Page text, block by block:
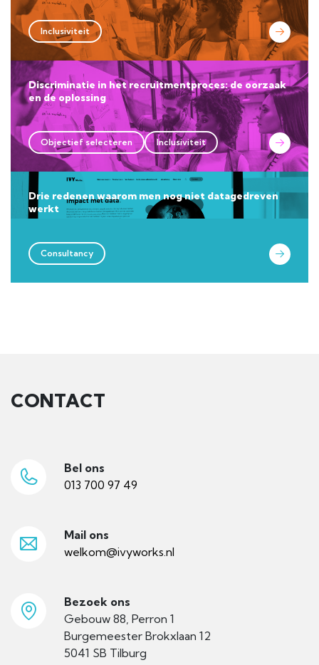
Inclusiviteit
Discriminatie in het recruitmentproces: de oorzaak
en de oplossing
Objectief selecteren Inclusiviteit
Drie redenen waarom men nog niet datagedreven
werkt
Consultancy
CONTACT
Bel ons
013 700 97 49
Mail ons
welkom@ivyworks.nl
Bezoek ons
Gebouw 88, Perron 1
Burgemeester Brokxlaan 12
5041 SB Tilburg